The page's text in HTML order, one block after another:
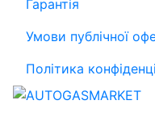
Гарантія
Умови публічної
Політика